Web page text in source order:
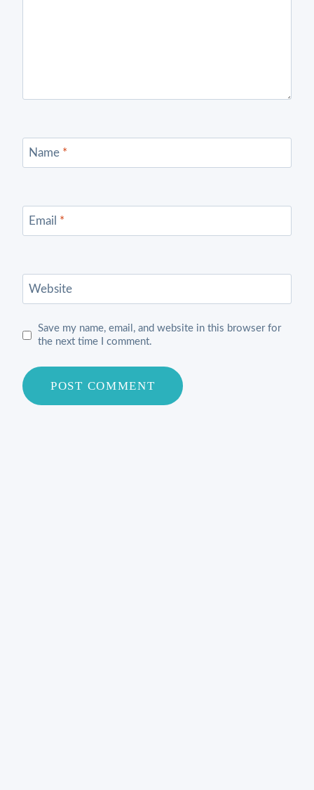
Name *
Email *
Website
Save my name, email, and website in this browser for
the next time I comment.